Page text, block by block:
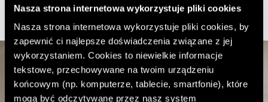
Nasza strona internetowa wykorzystuje pliki cookies
Nasza strona internetowa wykorzystuje pliki cookies, by
zapewnić ci najlepsze doświadczenia związane z jej
wykorzystaniem. Cookies to niewielkie informacje
tekstowe, przechowywane na twoim urządzeniu
końcowym (np. komputerze, tablecie, smartfonie), które
mogą być odczytywane przez nasz system
wyboru.